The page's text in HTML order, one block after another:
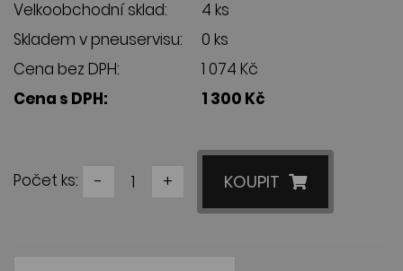
Velkoobchodní sklad:
4 ks
Skladem v pneuservisu:
0 ks
Cena bez DPH:
1 074 Kč
Cena s DPH:
1 300 Kč
Počet ks: - + KOUPIT